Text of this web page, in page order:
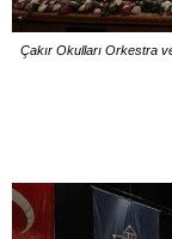
Çakır Okulları Orkestra